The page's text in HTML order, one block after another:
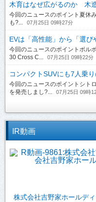
木育はなぜ広がるのか 木
今回のニュースのポイント夏休
も?...
07月25日 09時27分
EVは「高性能」から「選
今回のニュースのポイントボル
30 Cross C...
07月25日 09時22分
コンパクトSUVにも7人乗
今回のニュースのポイントシト
を発売しまし?...
07月25日 09時
IR動画
株式会社吉野家ホールデ